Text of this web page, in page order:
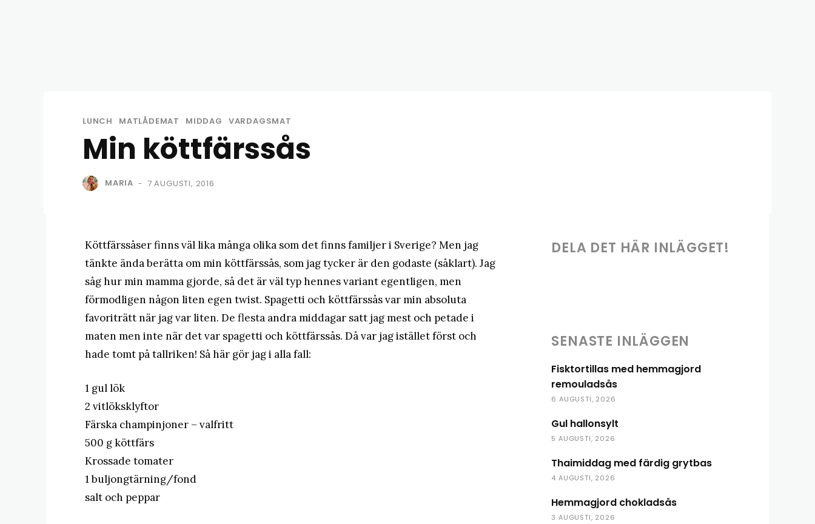
LUNCH MATLÅDEMAT MIDDAG VARDAGSMAT
Min köttfärssås
MARIA - 7 AUGUSTI, 2016
Köttfärssåser finns väl lika många olika som det finns familjer i Sverige? Men jag
tänkte ända berätta om min köttfärssås, som jag tycker är den godaste (såklart). Jag
såg hur min mamma gjorde, så det är väl typ hennes variant egentligen, men
förmodligen någon liten egen twist. Spagetti och köttfärssås var min absoluta
favoriträtt när jag var liten. De flesta andra middagar satt jag mest och petade i
maten men inte när det var spagetti och köttfärssås. Då var jag istället först och
hade tomt på tallriken! Så här gör jag i alla fall:
1 gul lök
2 vitlöksklyftor
Färska champinjoner – valfritt
500 g köttfärs
Krossade tomater
1 buljongtärning/fond
salt och peppar
DELA DET HÄR INLÄGGET!
SENASTE INLÄGGEN
Fisktortillas med hemmagjord
remouladsås
6 AUGUSTI, 2026
Gul hallonsylt
5 AUGUSTI, 2026
Thaimiddag med färdig grytbas
4 AUGUSTI, 2026
Hemmagjord chokladsås
3 AUGUSTI, 2026